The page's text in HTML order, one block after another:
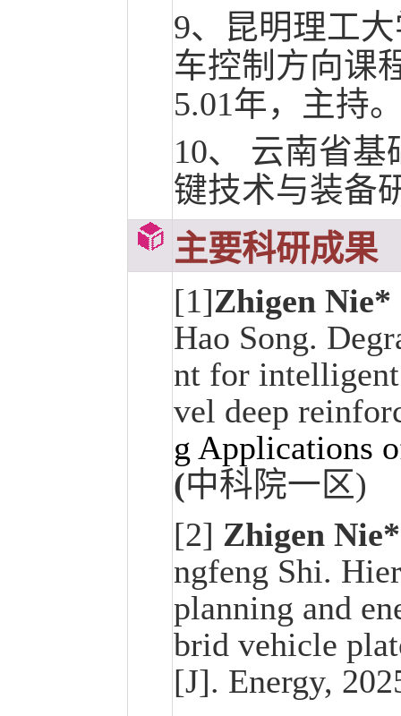
9、昆明理工
车控制方向课
5.01年，主持
10、 云南省
键技术与装备
主要科研成果
[1]Zhigen Nie*
Hao Song.
nt for
vel deep
g Applications
(中科院一区)
[2] Zhigen
ngfeng Shi.
planning and
brid vehicle
[J]. Energy,